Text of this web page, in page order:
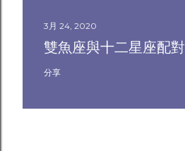
3月 24, 2020
雙魚座與十二星座配對
分享